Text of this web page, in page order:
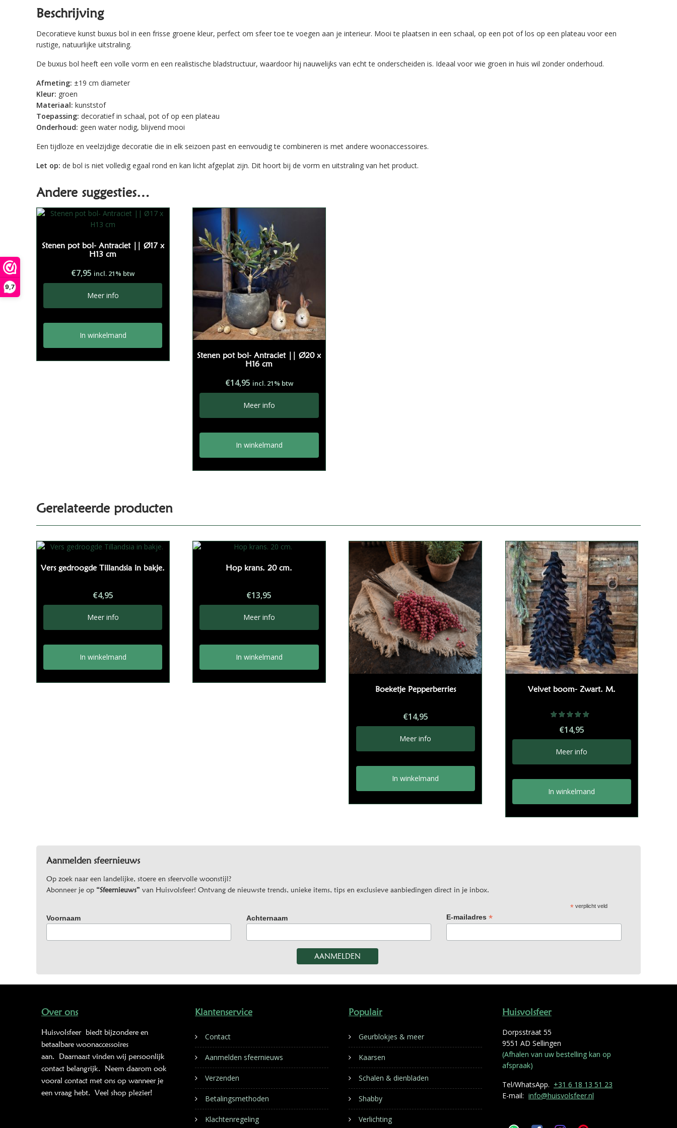
9,7
Beschrijving
Decoratieve kunst buxus bol in een frisse groene kleur, perfect om sfeer toe te voegen aan je interieur. Mooi te plaatsen in een schaal, op een pot of los op een plateau voor een
rustige, natuurlijke uitstraling.
De buxus bol heeft een volle vorm en een realistische bladstructuur, waardoor hij nauwelijks van echt te onderscheiden is. Ideaal voor wie groen in huis wil zonder onderhoud.
Afmeting: ±19 cm diameter
Kleur: groen
Materiaal: kunststof
Toepassing: decoratief in schaal, pot of op een plateau
Onderhoud: geen water nodig, blijvend mooi
Een tijdloze en veelzijdige decoratie die in elk seizoen past en eenvoudig te combineren is met andere woonaccessoires.
Let op: de bol is niet volledig egaal rond en kan licht afgeplat zijn. Dit hoort bij de vorm en uitstraling van het product.
Andere suggesties…
Stenen pot bol- Antraciet || Ø17 x
H13 cm
€7,95 incl. 21% btw
Meer info
In winkelmand
Stenen pot bol- Antraciet || Ø20 x
H16 cm
€14,95 incl. 21% btw
Meer info
In winkelmand
Gerelateerde producten
Vers gedroogde Tillandsia in bakje.
€4,95
Meer info
In winkelmand
Hop krans. 20 cm.
€13,95
Meer info
In winkelmand
Boeketje Pepperberries
€14,95
Meer info
In winkelmand
Velvet boom- Zwart. M.
5.00
uit 5
€14,95
Meer info
In winkelmand
Aanmelden sfeernieuws
Op zoek naar een landelijke, stoere en sfeervolle woonstijl?
Abonneer je op “Sfeernieuws” van Huisvolsfeer! Ontvang de nieuwste trends, unieke items, tips en exclusieve aanbiedingen direct in je inbox.
*verplicht veld
Voornaam Achternaam E-mailadres *
Over ons
Huisvolsfeer biedt bijzondere en
betaalbare woonaccessoires
aan. Daarnaast vinden wij persoonlijk
contact belangrijk. Neem daarom ook
vooral contact met ons op wanneer je
een vraag hebt. Veel shop plezier!
Klantenservice
Contact
Aanmelden sfeernieuws
Verzenden
Betalingsmethoden
Klachtenregeling
Populair
Geurblokjes & meer
Kaarsen
Schalen & dienbladen
Shabby
Verlichting
Huisvolsfeer
Dorpsstraat 55
9551 AD Sellingen
(Afhalen van uw bestelling kan op
afspraak)
Tel/WhatsApp. +31 6 18 13 51 23
E-mail: info@huisvolsfeer.nl